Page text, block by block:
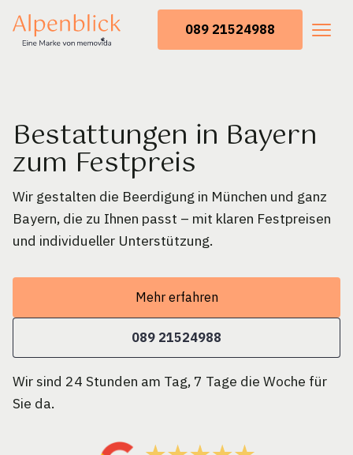
089 21524988
Bestattungen in Bayern
zum Festpreis
Wir gestalten die Beerdigung in München und ganz
Bayern, die zu Ihnen passt – mit klaren Festpreisen
und individueller Unterstützung.
Mehr erfahren
089 21524988
Wir sind 24 Stunden am Tag, 7 Tage die Woche für
Sie da.